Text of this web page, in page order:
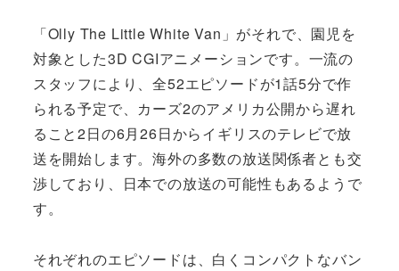
「Olly The Little White Van」がそれで、園児を
対象とした3D CGIアニメーションです。一流の
スタッフにより、全52エピソードが1話5分で作
られる予定で、カーズ2のアメリカ公開から遅れ
ること2日の6月26日からイギリスのテレビで放
送を開始します。海外の多数の放送関係者とも交
渉しており、日本での放送の可能性もあるようで
す。
それぞれのエピソードは、白くコンパクトなバン